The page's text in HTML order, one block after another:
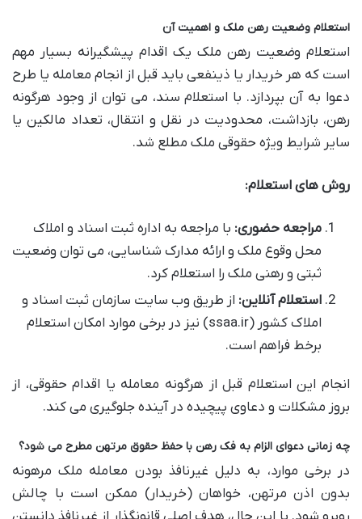
استعلام وضعیت رهن ملک و اهمیت آن
استعلام وضعیت رهن ملک یک اقدام پیشگیرانه بسیار مهم
است که هر خریدار یا ذینفعی باید قبل از انجام معامله یا طرح
دعوا به آن بپردازد. با استعلام سند، می توان از وجود هرگونه
رهن، بازداشت، محدودیت در نقل و انتقال، تعداد مالکین یا
سایر شرایط ویژه حقوقی ملک مطلع شد.
روش های استعلام:
مراجعه حضوری: با مراجعه به اداره ثبت اسناد و املاک
محل وقوع ملک و ارائه مدارک شناسایی، می توان وضعیت
ثبتی و رهنی ملک را استعلام کرد.
استعلام آنلاین: از طریق وب سایت سازمان ثبت اسناد و
املاک کشور (ssaa.ir) نیز در برخی موارد امکان استعلام
برخط فراهم است.
انجام این استعلام قبل از هرگونه معامله یا اقدام حقوقی، از
بروز مشکلات و دعاوی پیچیده در آینده جلوگیری می کند.
چه زمانی دعوای الزام به فک رهن با حفظ حقوق مرتهن مطرح می شود؟
در برخی موارد، به دلیل غیرنافذ بودن معامله ملک مرهونه
بدون اذن مرتهن، خواهان (خریدار) ممکن است با چالش